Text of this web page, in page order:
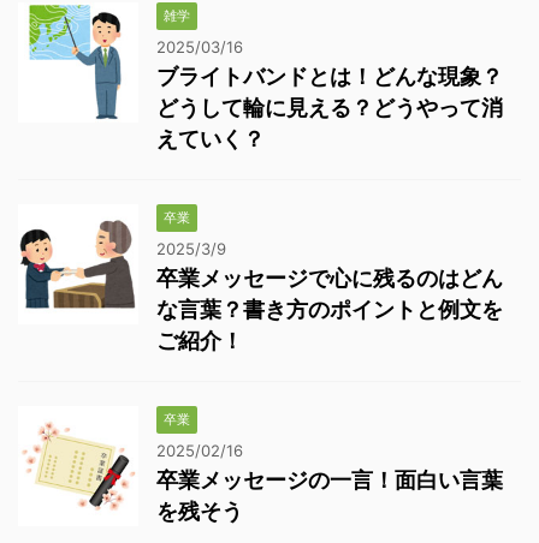
雑学
2025/03/16
ブライトバンドとは！どんな現象？
どうして輪に見える？どうやって消
えていく？
卒業
2025/3/9
卒業メッセージで心に残るのはどん
な言葉？書き方のポイントと例文を
ご紹介！
卒業
2025/02/16
卒業メッセージの一言！面白い言葉
を残そう